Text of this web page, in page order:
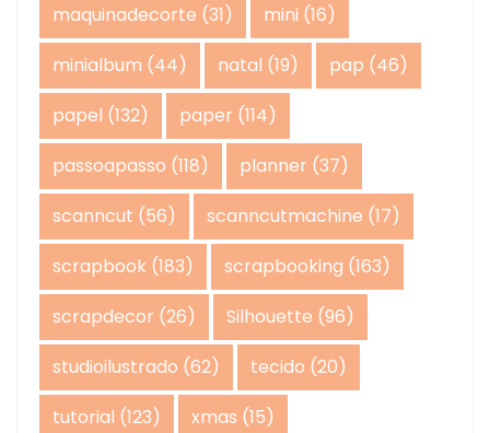
maquinadecorte (31) mini (16)
minialbum (44) natal (19) pap (46)
papel (132) paper (114)
passoapasso (118) planner (37)
scanncut (56) scanncutmachine (17)
scrapbook (183) scrapbooking (163)
scrapdecor (26) Silhouette (96)
studioilustrado (62) tecido (20)
tutorial (123) xmas (15)